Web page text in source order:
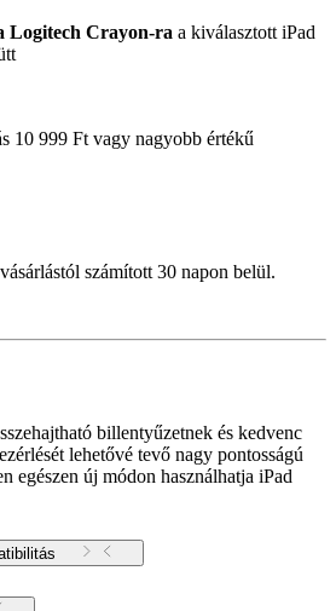
Crayon-ra a kiválasztott iPad
10 999 Ft vagy nagyobb értékű
számított 30 napon belül.
billentyűzetnek és kedvenc
lehetővé tevő nagy pontosságú
egészen új módon használhatja iPad